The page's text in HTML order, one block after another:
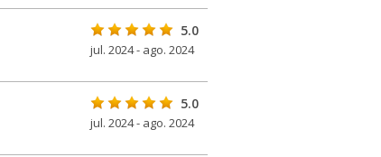
5.0
jul. 2024 - ago. 2024
5.0
jul. 2024 - ago. 2024